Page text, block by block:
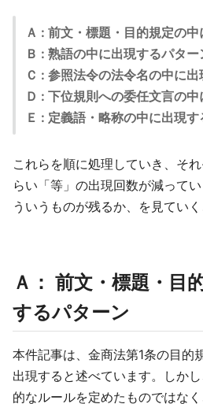
Ａ : 前文・標題・目的規定の
Ｂ : 熟語の中に出現するパター
Ｃ : 参照法令の法令名の中に
Ｄ : 下位規則への委任文言の
Ｅ : 定義語・略称の中に出現
これらを順に処理していき、そ
らい「等」の出現回数が減って
ういうものが残るか、を見ていく
Ａ： 前文・標題・目
するパターン
本件記事は、金商法第1条の目的
出現すると述べています。しか
的なルールを定めたものではな